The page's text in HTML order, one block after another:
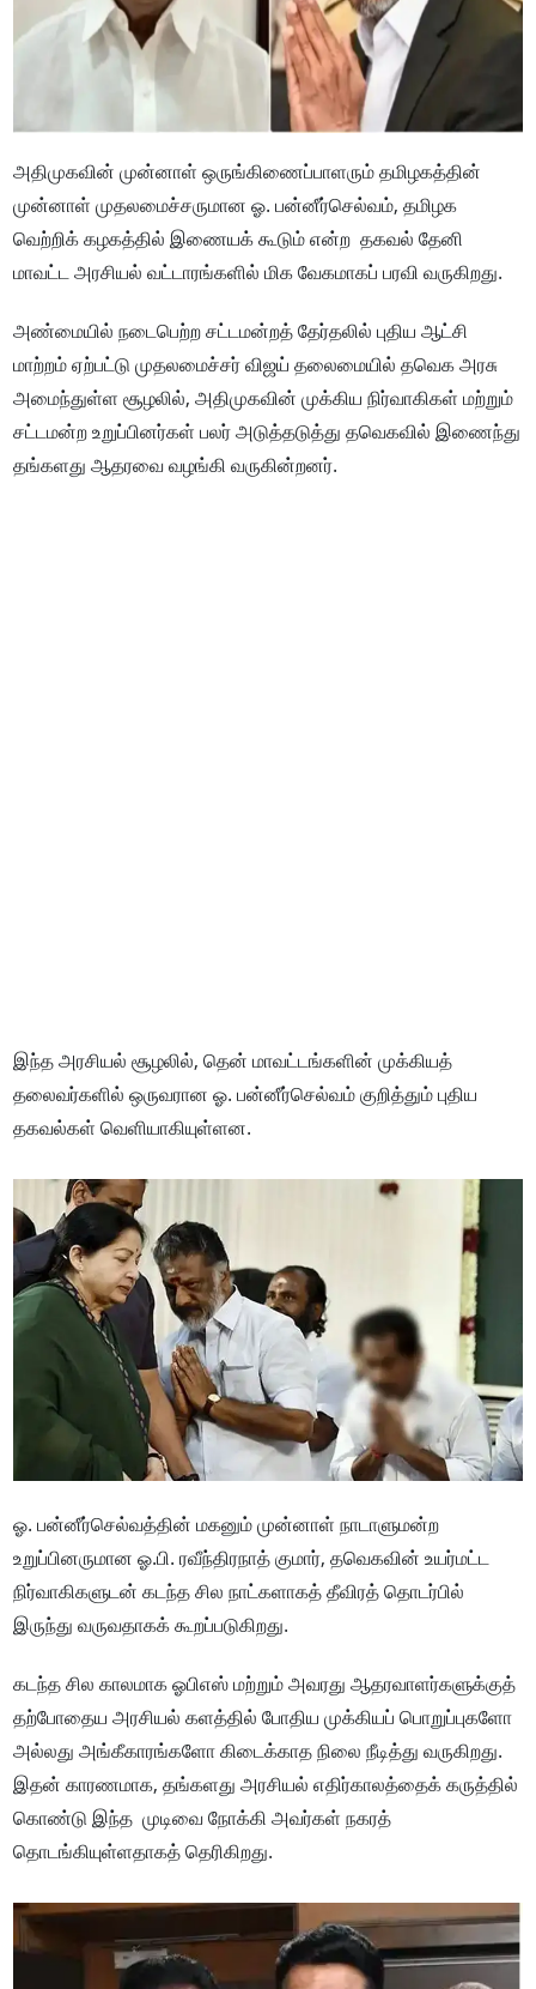
அதிமுகவின் முன்னாள் ஒருங்கிணைப்பாளரும் தமிழகத்தின்
முன்னாள் முதலமைச்சருமான ஓ. பன்னீர்செல்வம், தமிழக
வெற்றிக் கழகத்தில் இணையக் கூடும் என்ற தகவல் தேனி
மாவட்ட அரசியல் வட்டாரங்களில் மிக வேகமாகப் பரவி வருகிறது.
அண்மையில் நடைபெற்ற சட்டமன்றத் தேர்தலில் புதிய ஆட்சி
மாற்றம் ஏற்பட்டு முதலமைச்சர் விஜய் தலைமையில் தவெக அரசு
அமைந்துள்ள சூழலில், அதிமுகவின் முக்கிய நிர்வாகிகள் மற்றும்
சட்டமன்ற உறுப்பினர்கள் பலர் அடுத்தடுத்து தவெகவில் இணைந்து
தங்களது ஆதரவை வழங்கி வருகின்றனர்.
இந்த அரசியல் சூழலில், தென் மாவட்டங்களின் முக்கியத்
தலைவர்களில் ஒருவரான ஓ. பன்னீர்செல்வம் குறித்தும் புதிய
தகவல்கள் வெளியாகியுள்ளன.
ஓ. பன்னீர்செல்வத்தின் மகனும் முன்னாள் நாடாளுமன்ற
உறுப்பினருமான ஓ.பி. ரவீந்திரநாத் குமார், தவெகவின் உயர்மட்ட
நிர்வாகிகளுடன் கடந்த சில நாட்களாகத் தீவிரத் தொடர்பில்
இருந்து வருவதாகக் கூறப்படுகிறது.
கடந்த சில காலமாக ஓபிஎஸ் மற்றும் அவரது ஆதரவாளர்களுக்குத்
தற்போதைய அரசியல் களத்தில் போதிய முக்கியப் பொறுப்புகளோ
அல்லது அங்கீகாரங்களோ கிடைக்காத நிலை நீடித்து வருகிறது.
இதன் காரணமாக, தங்களது அரசியல் எதிர்காலத்தைக் கருத்தில்
கொண்டு இந்த முடிவை நோக்கி அவர்கள் நகரத்
தொடங்கியுள்ளதாகத் தெரிகிறது.